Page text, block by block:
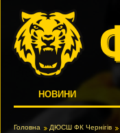
НОВИНИ
Головна ДЮСШ ФК Чернігів